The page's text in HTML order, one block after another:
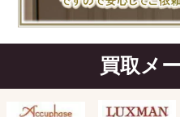
買取メ